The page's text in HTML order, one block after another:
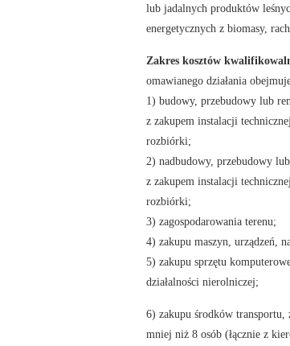
lub jadalnych produktów
energetycznych z biomasy,
Zakres kosztów
omawianego działania
1) budowy, przebudowy lub
z zakupem instalacji
rozbiórki;
2) nadbudowy, przebudowy
z zakupem instalacji
rozbiórki;
3) zagospodarowania terenu;
4) zakupu maszyn, urządzeń,
5) zakupu sprzętu
działalności nierolniczej;
6) zakupu środków transportu,
mniej niż 8 osób (łącznie z